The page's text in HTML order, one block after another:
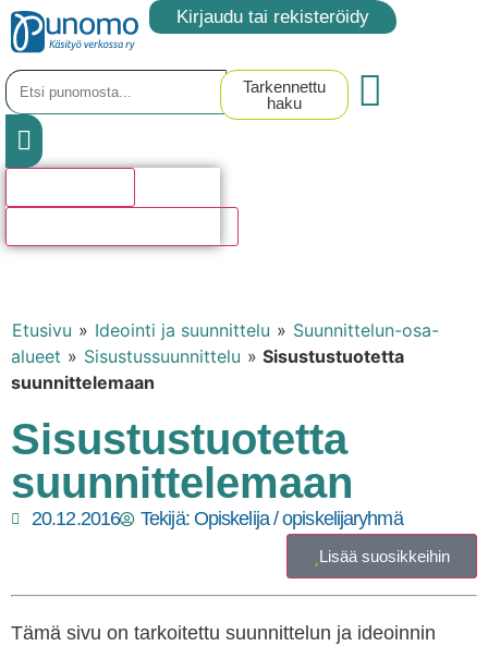
Kirjaudu tai rekisteröidy
Tarkennettu
haku
Etusivu » Ideointi ja suunnittelu » Suunnittelun-osa-
alueet » Sisustussuunnittelu » Sisustustuotetta
suunnittelemaan
Sisustustuotetta
suunnittelemaan
20.12.2016 Tekijä:Opiskelija / opiskelijaryhmä
Lisää suosikkeihin
Tämä sivu on tarkoitettu suunnittelun ja ideoinnin